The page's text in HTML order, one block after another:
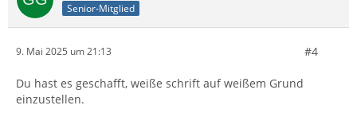
Senior-Mitglied
9. Mai 2025 um 21:13 #4
Du hast es geschafft, weiße schrift auf weißem Grund
einzustellen.